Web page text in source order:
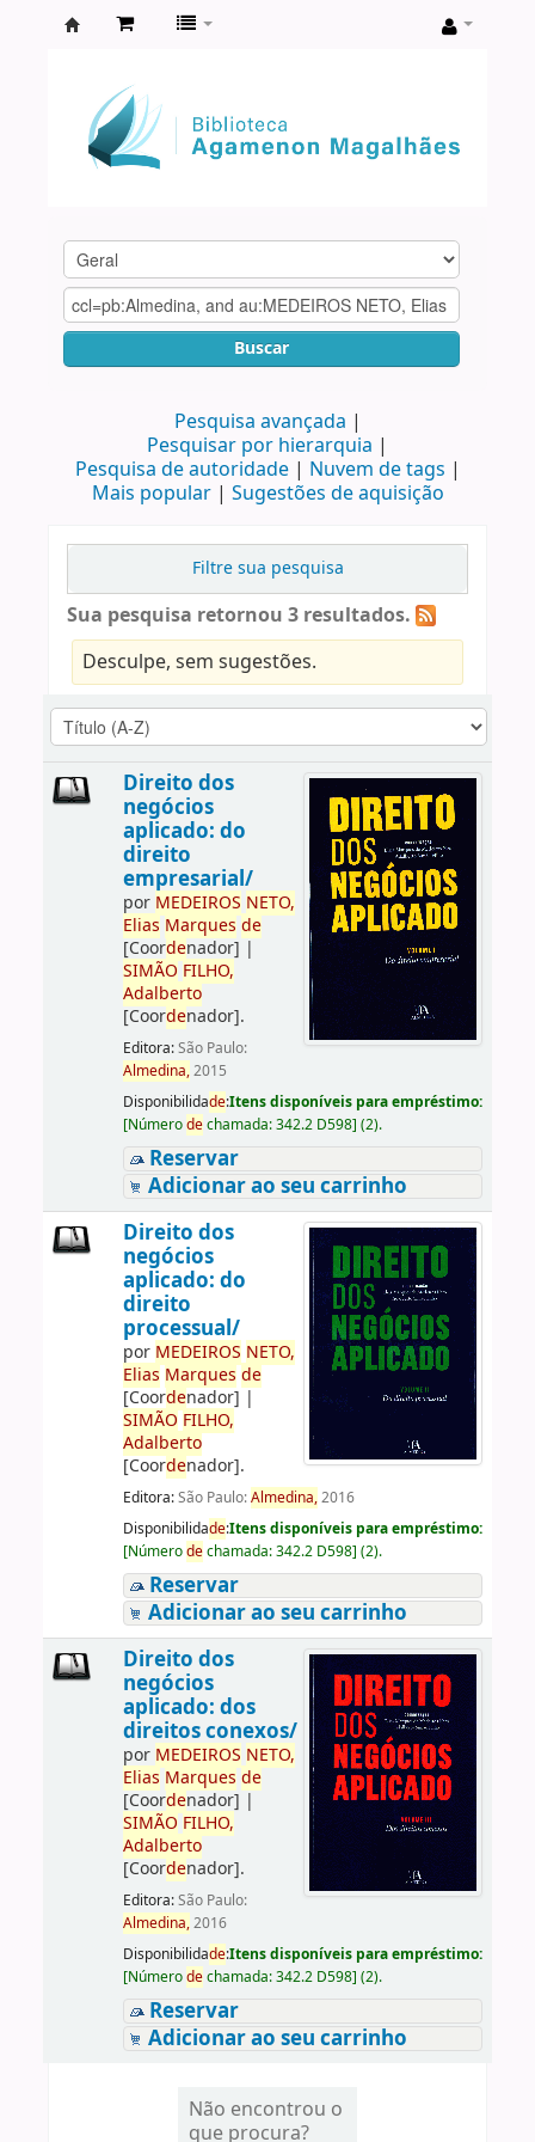
Agamenon
Magalhães
Buscar
Pesquisa avançada
Pesquisar por hierarquia
Pesquisa de autoridade
Nuvem de tags
Mais popular
Sugestões de aquisição
Filtre sua pesquisa
Sua pesquisa retornou 3 resultados.
Desculpe, sem sugestões.
Direito dos
negócios
aplicado: do
direito
empresarial/
por MEDEIROS NETO,
Elias Marques de
[Coordenador] |
SIMÃO FILHO,
Adalberto
[Coordenador].
Editora:São Paulo:
Almedina,2015
Disponibilidade:Itens disponíveis para empréstimo:
[Númerodechamada:342.2 D598] (2).
Reservar
Adicionar ao seu carrinho
Direito dos
negócios
aplicado: do
direito
processual/
por MEDEIROS NETO,
Elias Marques de
[Coordenador] |
SIMÃO FILHO,
Adalberto
[Coordenador].
Editora:São Paulo:Almedina,2016
Disponibilidade:Itens disponíveis para empréstimo:
[Númerodechamada:342.2 D598] (2).
Reservar
Adicionar ao seu carrinho
Direito dos
negócios
aplicado: dos
direitos conexos/
por MEDEIROS NETO,
Elias Marques de
[Coordenador] |
SIMÃO FILHO,
Adalberto
[Coordenador].
Editora:São Paulo:
Almedina,2016
Disponibilidade:Itens disponíveis para empréstimo:
[Númerodechamada:342.2 D598] (2).
Reservar
Adicionar ao seu carrinho
Não encontrou o
que procura?